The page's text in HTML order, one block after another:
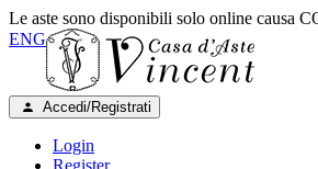
Le aste sono disponibili solo online causa
ENG
Accedi/Registrati
Login
Register